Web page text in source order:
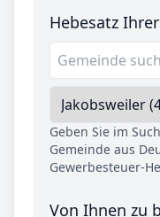
Hebesatz
Geben Sie im
Gemeinde aus
Gewerbesteuer-
Von Ihnen zu